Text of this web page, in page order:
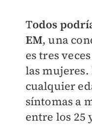
Todos
EM, una
es tres
las mujeres.
cualquier
síntomas a
entre los 25